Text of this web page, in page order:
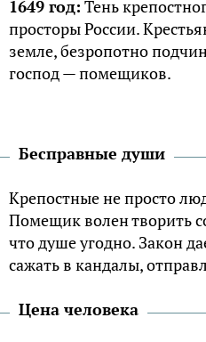
1649 год: Тень
просторы России.
земле, безропотно
господ — помещиков.
Бесправные души
Крепостные не просто
Помещик волен творить
что душе угодно. Закон
сажать в кандалы,
Цена человека